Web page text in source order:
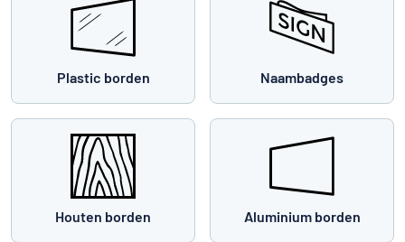
Plastic borden Naambadges
Houten borden Aluminium borden